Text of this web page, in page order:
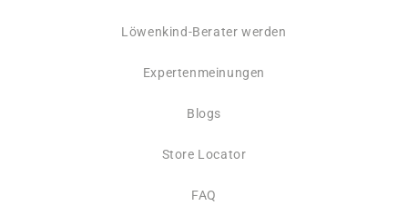
Löwenkind-Berater werden
Expertenmeinungen
Blogs
Store Locator
FAQ